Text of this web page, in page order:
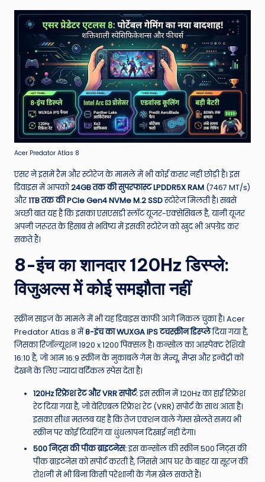
Acer Predator Atlas 8
एसर ने इसमें रैम और स्टोरेज के मामले में भी कोई कसर नहीं छोड़ी है। इस
डिवाइस में आपको24GB तक की सुपरफास्ट LPDDR5X RAM (7467 MT/s)
और1TB तक की PCIe Gen4 NVMe M.2 SSDस्टोरेज मिलती है। सबसे
अच्छी बात यह है कि इसका एसएसडी स्लॉट यूजर-एक्सेसिबल है, यानी यूजर
अपनी जरूरत के हिसाब से भविष्य में इसकी स्टोरेज को खुद भी अपग्रेड कर
सकते हैं।
8-इंच का शानदार 120Hz डिस्प्ले:
विजुअल्स में कोई समझौता नहीं
स्क्रीन साइज के मामले में भी यह डिवाइस काफी आगे निकल चुका है। Acer
Predator Atlas 8 में8-इंच का WUXGA IPS टचस्क्रीन डिस्प्लेदिया गया है,
जिसका रिजॉल्यूशन 1920 x 1200 पिक्सल है। कन्सोल का आस्पेक्ट रेशियो
16:10 है, जो आम 16:9 स्क्रीन के मुकाबले गेम के मेन्यू, मैप्स और इन्वेंट्री को
देखने के लिए ज्यादा वर्टिकल स्पेस देता है।
120Hz रिफ्रेश रेट और VRR सपोर्ट:इस स्क्रीन में 120Hz का हाई रिफ्रेश
रेट दिया गया है, जो वेरिएबल रिफ्रेश रेट (VRR) सपोर्ट के साथ आता है।
इसका सीधा मतलब यह है कि तेज एक्शन वाले गेम्स खेलते समय भी
स्क्रीन पर कोई टियरिंग या धुंधलापन दिखाई नहीं देगा।
500 निट्स की पीक ब्राइटनेस:इस कन्सोल की स्क्रीन 500 निट्स की
पीक ब्राइटनेस को सपोर्ट करती है, जिससे आप घर के बाहर या सूरज की
रोशनी में भी बिना किसी परेशानी के गेम खेल सकते हैं।